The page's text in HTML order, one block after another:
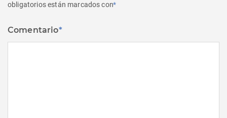
obligatorios están marcados con*
Comentario*